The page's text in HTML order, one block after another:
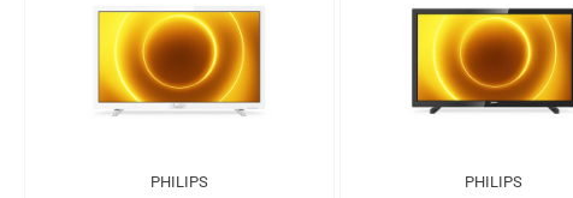
PHILIPS PHILIPS